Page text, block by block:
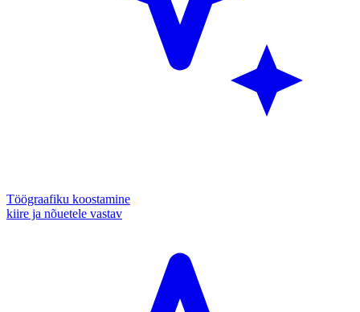
Töögraafiku koostamine
kiire ja nõuetele vastav